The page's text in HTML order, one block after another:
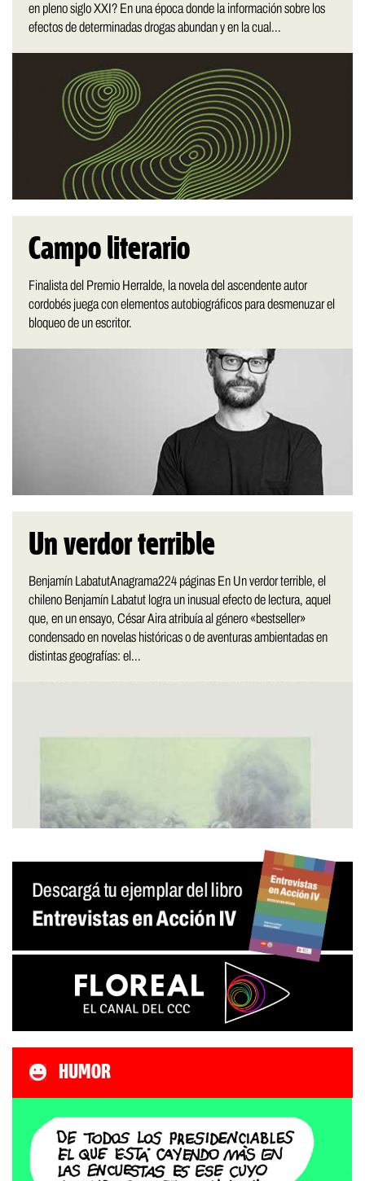
en pleno siglo XXI? En una época donde la información sobre los
efectos de determinadas drogas abundan y en la cual...
Campo literario
Finalista del Premio Herralde, la novela del ascendente autor
cordobés juega con elementos autobiográficos para desmenuzar el
bloqueo de un escritor.
Un verdor terrible
Benjamín LabatutAnagrama224 páginas En Un verdor terrible, el
chileno Benjamín Labatut logra un inusual efecto de lectura, aquel
que, en un ensayo, César Aira atribuía al género «bestseller»
condensado en novelas históricas o de aventuras ambientadas en
distintas geografías: el...
HUMOR